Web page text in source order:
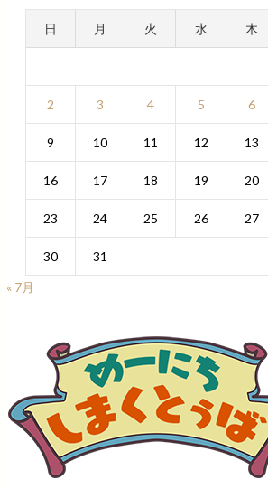
日 月 火 水 木
2 3 4 5 6
9 10 11 12 13
16 17 18 19 20
23 24 25 26 27
30
31
« 7月